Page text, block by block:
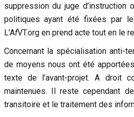
suppression du juge
politiques ayant été fixées par le
L’AfVT.org en prend acte tout en le
Concernant la spécialisation anti-
de moyens nous ont été
texte de l’avant-projet. A droit
maintenues. Il reste cependant
transitoire et le traitement des